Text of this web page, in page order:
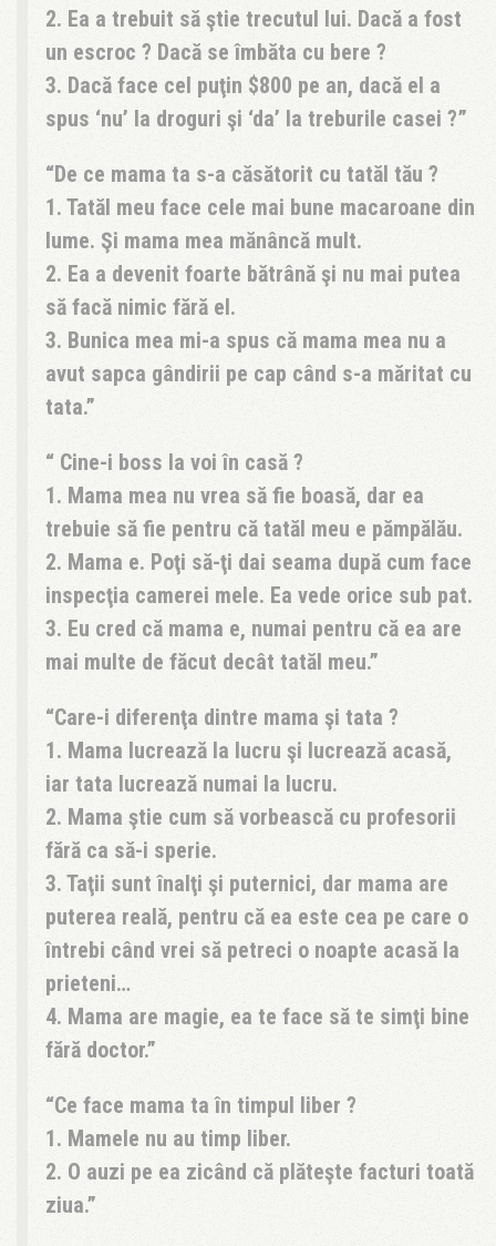
2. Ea a trebuit să ştie trecutul lui. Dacă a fost
un escroc ? Dacă se îmbăta cu bere ?
3. Dacă face cel puţin $800 pe an, dacă el a
spus ‘nu’ la droguri şi ‘da’ la treburile casei ?
De ce mama ta s-a căsătorit cu tatăl tău ?
1. Tatăl meu face cele mai bune macaroane din
lume. Şi mama mea mănâncă mult.
2. Ea a devenit foarte bătrână şi nu mai putea
să facă nimic fără el.
3. Bunica mea mi-a spus că mama mea nu a
avut sapca gândirii pe cap când s-a măritat cu
tata.
Cine-i boss la voi în casă ?
1. Mama mea nu vrea să fie boasă, dar ea
trebuie să fie pentru că tatăl meu e pămpălău.
2. Mama e. Poţi să-ţi dai seama după cum face
inspecţia camerei mele. Ea vede orice sub pat.
3. Eu cred că mama e, numai pentru că ea are
mai multe de făcut decât tatăl meu.
Care-i diferenţa dintre mama şi tata ?
1. Mama lucrează la lucru şi lucrează acasă,
iar tata lucrează numai la lucru.
2. Mama ştie cum să vorbească cu profesorii
fără ca să-i sperie.
3. Taţii sunt înalţi şi puternici, dar mama are
puterea reală, pentru că ea este cea pe care o
întrebi când vrei să petreci o noapte acasă la
prieteni…
4. Mama are magie, ea te face să te simţi bine
fără doctor.
Ce face mama ta în timpul liber ?
1. Mamele nu au timp liber.
2. O auzi pe ea zicând că plăteşte facturi toată
ziua.